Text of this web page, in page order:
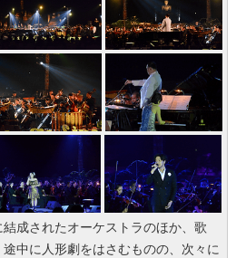
成されたオーケストラのほか、歌
中に人形劇をはさむものの、次々に